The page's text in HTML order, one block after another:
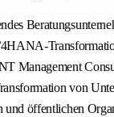
4HANA-
Management
von
und öffentlichen